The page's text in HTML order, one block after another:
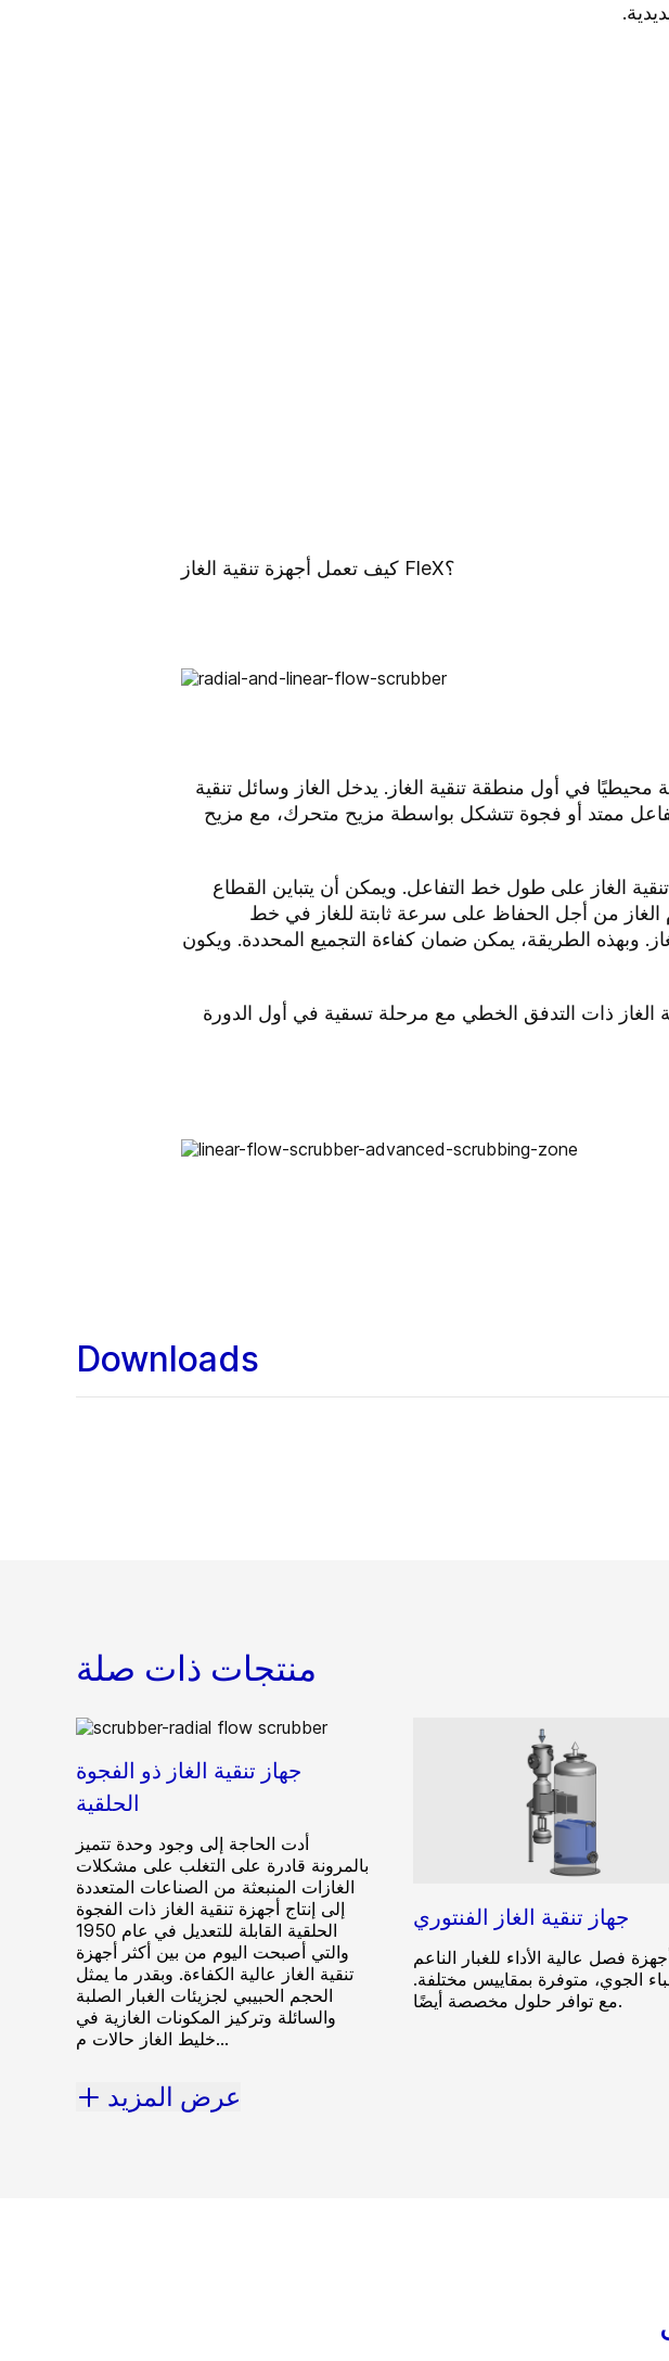
كيف تعمل أجهزة تنقية الغاز FleX؟
في أول منطقة تنقية الغاز. يدخل الغاز وسائل تنقية
تفاعل ممتد أو فجوة تتشكل بواسطة مزيح متحرك، مع مزيح
الغاز على طول خط التفاعل. ويمكن أن يتباين القطاع
الغاز من أجل الحفاظ على سرعة ثابتة للغاز في خط
الطريقة، يمكن ضمان كفاءة التجميع المحددة. ويكون
الغاز ذات التدفق الخطي مع مرحلة تسقية في أول الدورة
Downloads
منتجات ذات صلة
جهاز تنقية الغاز ذو الفجوة
الحلقية
أدت الحاجة إلى وجود وحدة تتميز
بالمرونة قادرة على التغلب على مشكلات
الغازات المنبعثة من الصناعات المتعددة
إلى إنتاج أجهزة تنقية الغاز ذات الفجوة
الحلقية القابلة للتعديل في عام 1950
والتي أصبحت اليوم من بين أكثر أجهزة
تنقية الغاز عالية الكفاءة. وبقدر ما يمثل
الحجم الحبيبي لجزيئات الغبار الصلبة
والسائلة وتركيز المكونات الغازية في
خليط الغاز حالات م...
جهاز تنقية الغاز الفنتوري
فصل عالية الأداء للغبار الناعم
الجوي، متوفرة بمقاييس مختلفة.
مع توافر حلول مخصصة أيضًا.
عرض المزيد